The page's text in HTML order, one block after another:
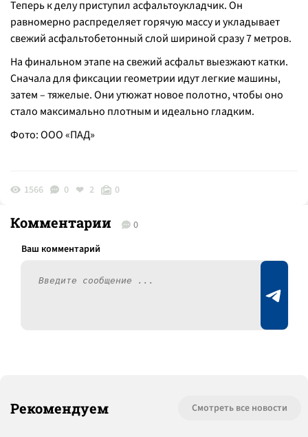
Теперь к делу приступил асфальтоукладчик. Он
равномерно распределяет горячую массу и укладывает
свежий асфальтобетонный слой шириной сразу 7 метров.
На финальном этапе на свежий асфальт выезжают катки.
Сначала для фиксации геометрии идут легкие машины,
затем – тяжелые. Они утюжат новое полотно, чтобы оно
стало максимально плотным и идеально гладким.
Фото: ООО «ПАД»
1566 0 2 0
Комментарии 0
Рекомендуем Смотреть все новости